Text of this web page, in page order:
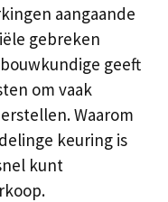
aangaande
gebreken
geeft
om vaak
Waarom
keuring is
kunt